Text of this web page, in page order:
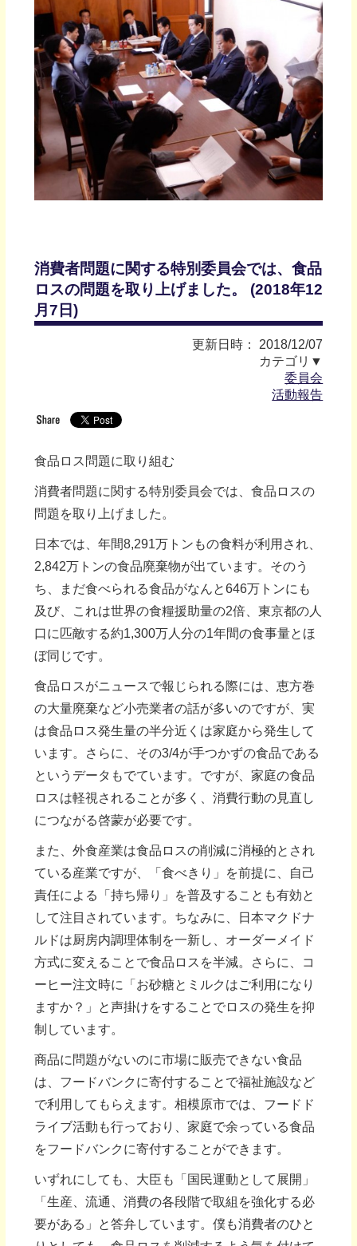
消費者問題に関する特別委員会では、食品
ロスの問題を取り上げました。 (2018年12
月7日)
更新日時： 2018/12/07
カテゴリ▼
委員会
活動報告
食品ロス問題に取り組む
消費者問題に関する特別委員会では、食品ロスの
問題を取り上げました。
日本では、年間8,291万トンもの食料が利用され、
2,842万トンの食品廃棄物が出ています。そのう
ち、まだ食べられる食品がなんと646万トンにも
及び、これは世界の食糧援助量の2倍、東京都の人
口に匹敵する約1,300万人分の1年間の食事量とほ
ぼ同じです。
食品ロスがニュースで報じられる際には、恵方巻
の大量廃棄など小売業者の話が多いのですが、実
は食品ロス発生量の半分近くは家庭から発生して
います。さらに、その3/4が手つかずの食品である
というデータもでています。ですが、家庭の食品
ロスは軽視されることが多く、消費行動の見直し
につながる啓蒙が必要です。
また、外食産業は食品ロスの削減に消極的とされ
ている産業ですが、「食べきり」を前提に、自己
責任による「持ち帰り」を普及することも有効と
して注目されています。ちなみに、日本マクドナ
ルドは厨房内調理体制を一新し、オーダーメイド
方式に変えることで食品ロスを半減。さらに、コ
ーヒー注文時に「お砂糖とミルクはご利用になり
ますか？」と声掛けをすることでロスの発生を抑
制しています。
商品に問題がないのに市場に販売できない食品
は、フードバンクに寄付することで福祉施設など
で利用してもらえます。相模原市では、フードド
ライブ活動も行っており、家庭で余っている食品
をフードバンクに寄付することができます。
いずれにしても、大臣も「国民運動として展開」
「生産、流通、消費の各段階で取組を強化する必
要がある」と答弁しています。僕も消費者のひと